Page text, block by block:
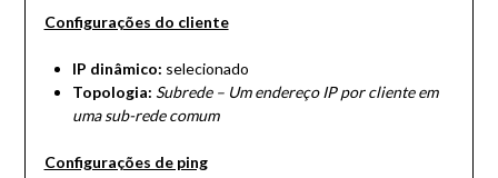
Configurações do cliente
IP dinâmico: selecionado
Topologia: Subrede – Um endereço IP por cliente em
uma sub-rede comum
Configurações de ping